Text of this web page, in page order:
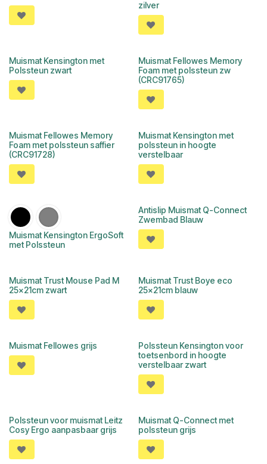
zilver
Muismat Kensington met
Polssteun zwart
Muismat Fellowes Memory
Foam met polssteun zw
(CRC91765)
Muismat Fellowes Memory
Foam met polssteun saffier
(CRC91728)
Muismat Kensington met
polssteun in hoogte
verstelbaar
Muismat Kensington ErgoSoft
met Polssteun
Antislip Muismat Q-Connect
Zwembad Blauw
Muismat Trust Mouse Pad M
25x21cm zwart
Muismat Trust Boye eco
25x21cm blauw
Muismat Fellowes grijs
Polssteun Kensington voor
toetsenbord in hoogte
verstelbaar zwart
Polssteun voor muismat Leitz
Cosy Ergo aanpasbaar grijs
Muismat Q-Connect met
polssteun grijs